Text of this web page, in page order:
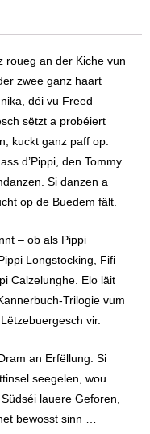
roueg an der Kiche vun
zwee ganz haart
déi vu Freed
sëtzt a probéiert
kuckt ganz paff op.
d’Pippi, den Tommy
Si danzen a
op de Buedem fält.
‒ ob als Pippi
Longstocking, Fifi
Calzelunghe. Elo läit
Trilogie vum
vir.
an Erfëllung: Si
seegelen, wou
lauere Geforen,
bewosst sinn …